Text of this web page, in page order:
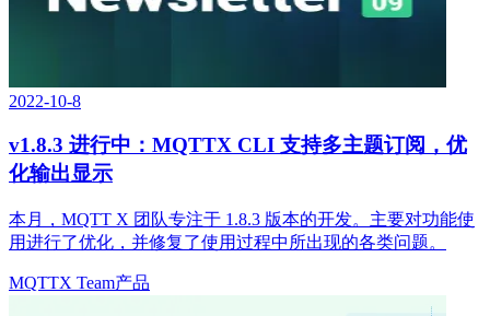
2022-10-8
v1.8.3 进行中：MQTTX CLI 支持多主题订阅，优
化输出显示
本月，MQTT X 团队专注于 1.8.3 版本的开发。主要对功能使
用进行了优化，并修复了使用过程中所出现的各类问题。
MQTTX Team产品